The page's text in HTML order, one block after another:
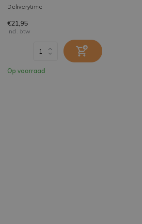
Deliverytime
€21,95
Incl. btw
Op voorraad